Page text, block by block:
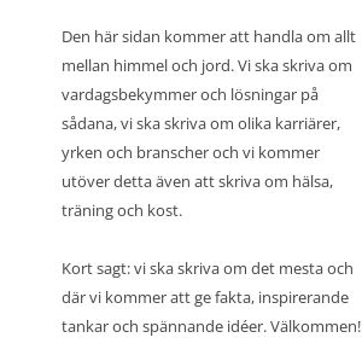
Den här sidan kommer att handla om allt
mellan himmel och jord. Vi ska skriva om
vardagsbekymmer och lösningar på
sådana, vi ska skriva om olika karriärer,
yrken och branscher och vi kommer
utöver detta även att skriva om hälsa,
träning och kost.
Kort sagt: vi ska skriva om det mesta och
där vi kommer att ge fakta, inspirerande
tankar och spännande idéer. Välkommen!